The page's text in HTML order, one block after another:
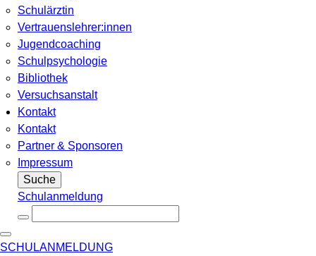
Schulärztin
Vertrauenslehrer:innen
Jugendcoaching
Schulpsychologie
Bibliothek
Versuchsanstalt
Kontakt
Kontakt
Partner & Sponsoren
Impressum
Suche
Schulanmeldung
SCHULANMELDUNG